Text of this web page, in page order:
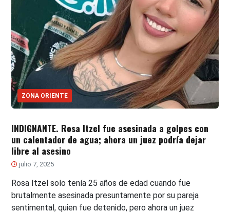
ZONA ORIENTE
INDIGNANTE. Rosa Itzel fue asesinada a golpes con
un calentador de agua; ahora un juez podría dejar
libre al asesino
julio 7, 2025
Rosa Itzel solo tenía 25 años de edad cuando fue
brutalmente asesinada presuntamente por su pareja
sentimental, quien fue detenido, pero ahora un juez